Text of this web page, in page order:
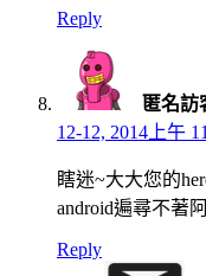
Reply
匿名訪
12-12, 2014上午
瞎迷~大大您的
android遍尋不著
Reply